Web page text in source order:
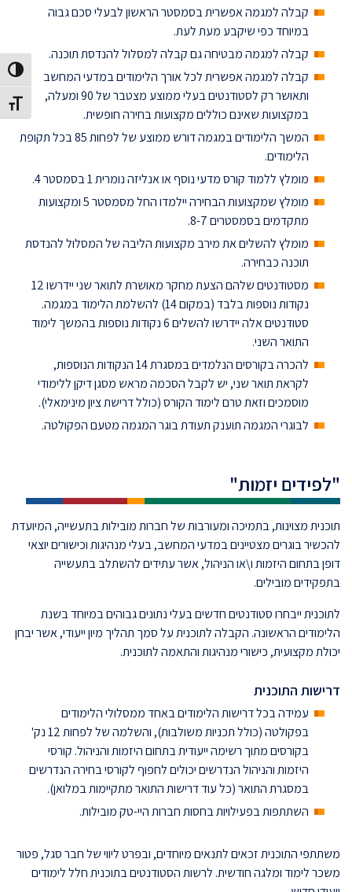
הפעל/כבה ניגודיות גבוהה
מתג גודל גופן
קבלה למגמה אפשרית בסמסטר הראשון לבעלי סכם גבוה
במיוחד כפי שיקבע מעת לעת.
קבלה למגמה מבטיחה גם קבלה למסלול להנדסת תוכנה.
קבלה למגמה אפשרית לכל אורך הלימודים במדעי המחשב
ותאושר רק לסטודנטים בעלי ממוצע מצטבר של 90 ומעלה,
במקצועות שאינם כוללים מקצועות בחירה חופשית.
המשך הלימודים במגמה דורש ממוצע של לפחות 85 בכל תקופת
הלימודים.
מומלץ ללמוד קורס מדעי נוסף או אנליזה נומרית 1 בסמסטר 4.
מומלץ שמקצועות הבחירה יילמדו החל מסמסטר 5 ומקצועות
מתקדמים בסמסטרים 8-7.
מומלץ להשלים את מירב מקצועות הליבה של המסלול להנדסת
תוכנה כבחירה.
מסטודנטים שלהם הצעת מחקר מאושרת לתואר שני יידרשו 12
נקודות נוספות בלבד (במקום 14) להשלמת הלימוד במגמה.
סטודנטים אלה יידרשו להשלים 6 נקודות נוספות בהמשך לימוד
התואר השני.
להכרה בקורסים הנלמדים במסגרת 14 הנקודות הנוספות,
לקראת תואר שני, יש לקבל הסכמה מראש מסגן דיקן ללימודי
מוסמכים וזאת טרם לימוד הקורס (כולל דרישת ציון מינימאלי).
לבוגרי המגמה תוענק תעודת בוגר המגמה מטעם הפקולטה.
"לפידים יזמות"
תוכנית מצוינות, בתמיכה ומעורבות של חברות מובילות בתעשייה, המיועדת
להכשיר בוגרים מצטיינים במדעי המחשב, בעלי מנהיגות וכישורים יוצאי
דופן בתחום היזמות ו\או הניהול, אשר עתידים להשתלב בתעשייה
בתפקידים מובילים.
לתוכנית ייבחרו סטודנטים חדשים בעלי נתונים גבוהים במיוחד בשנת
הלימודים הראשונה. הקבלה לתוכנית על סמך תהליך מיון ייעודי, אשר יבחן
יכולת מקצועית, כישורי מנהיגות והתאמה לתוכנית.
דרישות התוכנית
עמידה בכל דרישות הלימודים באחד ממסלולי הלימודים
בפקולטה (כולל תכניות משולבות), והשלמה של לפחות 12 נק'
בקורסים מתוך רשימה ייעודית בתחום היזמות והניהול. קורסי
היזמות והניהול הנדרשים יכולים לחפוף לקורסי בחירה הנדרשים
במסגרת התואר (כל עוד דרישות התואר מתקיימות במלואן).
השתתפות בפעילויות בחסות חברות היי-טק מובילות.
משתתפי התוכנית זכאים לתנאים מיוחדים, ובפרט ליווי של חבר סגל, פטור
משכר לימוד ומלגה חודשית. לרשות הסטודנטים בתוכנית חלל לימודים